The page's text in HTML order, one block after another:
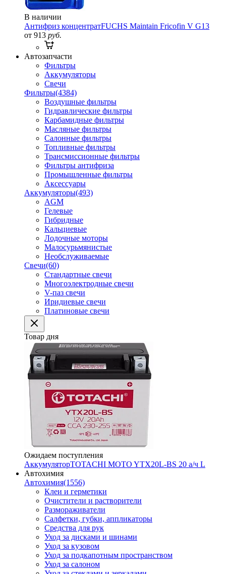
В наличии
Антифриз концентратFUCHS Maintain Fricofin V G13
от 913 руб.
Автозапчасти
Фильтры
Аккумуляторы
Свечи
Фильтры(4384)
Воздушные фильтры
Гидравлические фильтры
Карбамидные фильтры
Масляные фильтры
Салонные фильтры
Топливные фильтры
Трансмиссионные фильтры
Фильтры антифриза
Промышленные фильтры
Аксессуары
Аккумуляторы(493)
AGM
Гелевые
Гибридные
Кальциевые
Лодочные моторы
Малосурьмянистые
Необслуживаемые
Свечи(60)
Стандартные свечи
Многоэлектродные свечи
V-паз свечи
Иридиевые свечи
Платиновые свечи
Товар дня
Ожидаем поступления
АккумуляторTOTACHI MOTO YTX20L-BS 20 а/ч L
Автохимия
Автохимия(1556)
Клеи и герметики
Очистители и растворители
Размораживатели
Салфетки, губки, аппликаторы
Средства для рук
Уход за дисками и шинами
Уход за кузовом
Уход за подкапотным пространством
Уход за салоном